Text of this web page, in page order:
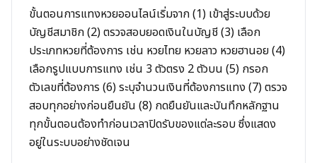
ขั้นตอนการแทงหวยออนไลน์เริ่มจาก (1) เข้าสู่ระบบด้วย
บัญชีสมาชิก (2) ตรวจสอบยอดเงินในบัญชี (3) เลือก
ประเภทหวยที่ต้องการ เช่น หวยไทย หวยลาว หวยฮานอย (4)
เลือกรูปแบบการแทง เช่น 3 ตัวตรง 2 ตัวบน (5) กรอก
ตัวเลขที่ต้องการ (6) ระบุจำนวนเงินที่ต้องการแทง (7) ตรวจ
สอบทุกอย่างก่อนยืนยัน (8) กดยืนยันและบันทึกหลักฐาน
ทุกขั้นตอนต้องทำก่อนเวลาปิดรับของแต่ละรอบ ซึ่งแสดง
อยู่ในระบบอย่างชัดเจน